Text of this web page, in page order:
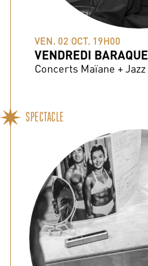
VEN. 02 OCT. 19H00
VENDREDI BARAQUE
Concerts Maïane + Jazz
SPECTACLE